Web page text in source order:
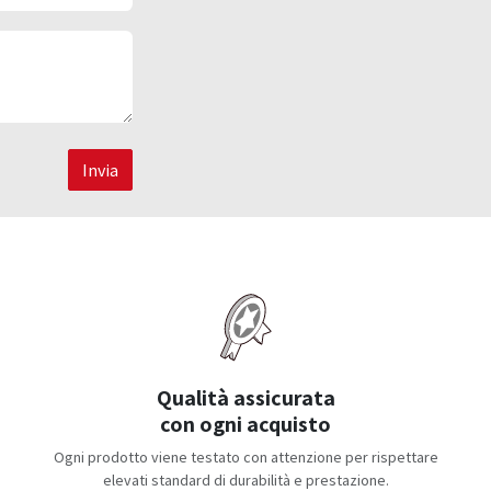
Invia
Qualità assicurata
con ogni acquisto
Ogni prodotto viene testato con attenzione per rispettare
elevati standard di durabilità e prestazione.